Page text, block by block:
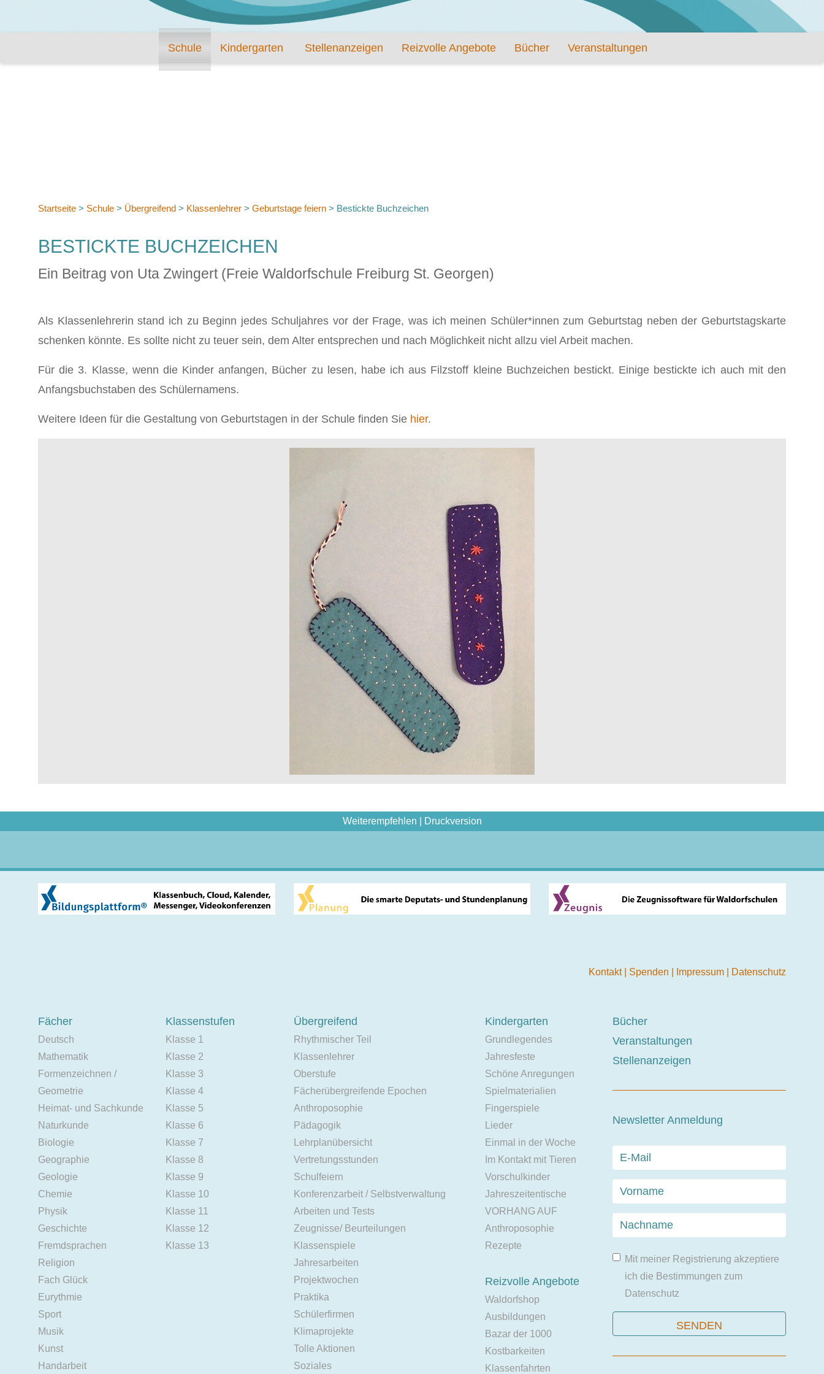
Schule Kindergarten Stellenanzeigen Reizvolle Angebote Bücher Veranstaltungen
Startseite > Schule > Übergreifend > Klassenlehrer > Geburtstage feiern > Bestickte Buchzeichen
BESTICKTE BUCHZEICHEN
Ein Beitrag von Uta Zwingert (Freie Waldorfschule Freiburg St. Georgen)
Als Klassenlehrerin stand ich zu Beginn jedes Schuljahres vor der Frage, was ich meinen Schüler*innen zum Geburtstag neben der Geburtstagskarte
schenken könnte. Es sollte nicht zu teuer sein, dem Alter entsprechen und nach Möglichkeit nicht allzu viel Arbeit machen.
Für die 3. Klasse, wenn die Kinder anfangen, Bücher zu lesen, habe ich aus Filzstoff kleine Buchzeichen bestickt. Einige bestickte ich auch mit den
Anfangsbuchstaben des Schülernamens.
Weitere Ideen für die Gestaltung von Geburtstagen in der Schule finden Sie hier.
Weiterempfehlen Druckversion
Kontakt Spenden Impressum Datenschutz
Fächer
Deutsch
Mathematik
Formenzeichnen /
Geometrie
Heimat- und Sachkunde
Naturkunde
Biologie
Geographie
Geologie
Chemie
Physik
Geschichte
Fremdsprachen
Religion
Fach Glück
Eurythmie
Sport
Musik
Kunst
Handarbeit
Klassenstufen
Klasse 1
Klasse 2
Klasse 3
Klasse 4
Klasse 5
Klasse 6
Klasse 7
Klasse 8
Klasse 9
Klasse 10
Klasse 11
Klasse 12
Klasse 13
Übergreifend
Rhythmischer Teil
Klassenlehrer
Oberstufe
Fächerübergreifende Epochen
Anthroposophie
Pädagogik
Lehrplanübersicht
Vertretungsstunden
Schulfeiern
Konferenzarbeit / Selbstverwaltung
Arbeiten und Tests
Zeugnisse/ Beurteilungen
Klassenspiele
Jahresarbeiten
Projektwochen
Praktika
Schülerfirmen
Klimaprojekte
Tolle Aktionen
Soziales
Kindergarten
Grundlegendes
Jahresfeste
Schöne Anregungen
Spielmaterialien
Fingerspiele
Lieder
Einmal in der Woche
Im Kontakt mit Tieren
Vorschulkinder
Jahreszeitentische
VORHANG AUF
Anthroposophie
Rezepte
Reizvolle Angebote
Waldorfshop
Ausbildungen
Bazar der 1000
Kostbarkeiten
Klassenfahrten
Bücher
Veranstaltungen
Stellenanzeigen
Newsletter Anmeldung
Mit meiner Registrierung akzeptiere
ich die Bestimmungen zum
Datenschutz